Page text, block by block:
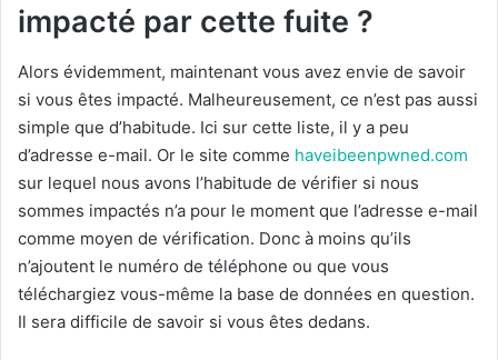
impacté par cette fuite ?
Alors évidemment, maintenant vous avez envie de savoir
si vous êtes impacté. Malheureusement, ce n’est pas aussi
simple que d’habitude. Ici sur cette liste, il y a peu
d’adresse e-mail. Or le site comme haveibeenpwned.com
sur lequel nous avons l’habitude de vérifier si nous
sommes impactés n’a pour le moment que l’adresse e-mail
comme moyen de vérification. Donc à moins qu’ils
n’ajoutent le numéro de téléphone ou que vous
téléchargiez vous-même la base de données en question.
Il sera difficile de savoir si vous êtes dedans.